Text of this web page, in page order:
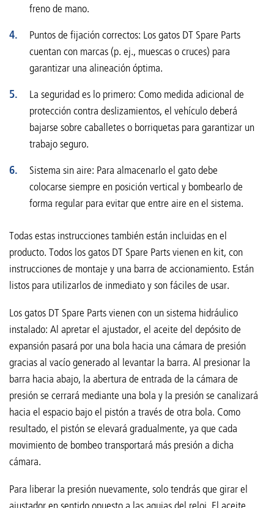
freno de mano.
Puntos de fijación correctos: Los gatos DT Spare Parts
cuentan con marcas (p. ej., muescas o cruces) para
garantizar una alineación óptima.
La seguridad es lo primero: Como medida adicional de
protección contra deslizamientos, el vehículo deberá
bajarse sobre caballetes o borriquetas para garantizar un
trabajo seguro.
Sistema sin aire: Para almacenarlo el gato debe
colocarse siempre en posición vertical y bombearlo de
forma regular para evitar que entre aire en el sistema.
Todas estas instrucciones también están incluidas en el
producto. Todos los gatos DT Spare Parts vienen en kit, con
instrucciones de montaje y una barra de accionamiento. Están
listos para utilizarlos de inmediato y son fáciles de usar.
Los gatos DT Spare Parts vienen con un sistema hidráulico
instalado: Al apretar el ajustador, el aceite del depósito de
expansión pasará por una bola hacia una cámara de presión
gracias al vacío generado al levantar la barra. Al presionar la
barra hacia abajo, la abertura de entrada de la cámara de
presión se cerrará mediante una bola y la presión se canalizará
hacia el espacio bajo el pistón a través de otra bola. Como
resultado, el pistón se elevará gradualmente, ya que cada
movimiento de bombeo transportará más presión a dicha
cámara.
Para liberar la presión nuevamente, solo tendrás que girar el